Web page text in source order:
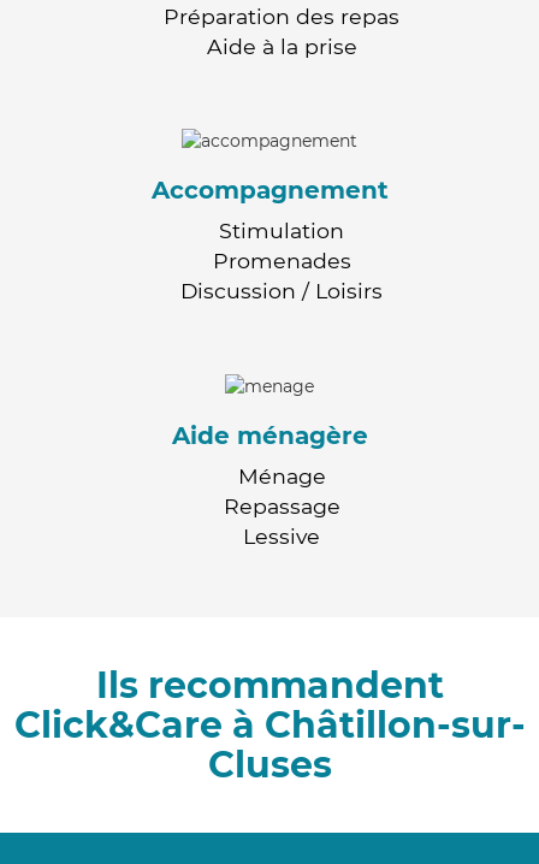
Préparation des repas
Aide à la prise
Accompagnement
Stimulation
Promenades
Discussion / Loisirs
Aide ménagère
Ménage
Repassage
Lessive
Ils recommandent
Click&Care à Châtillon-sur-
Cluses